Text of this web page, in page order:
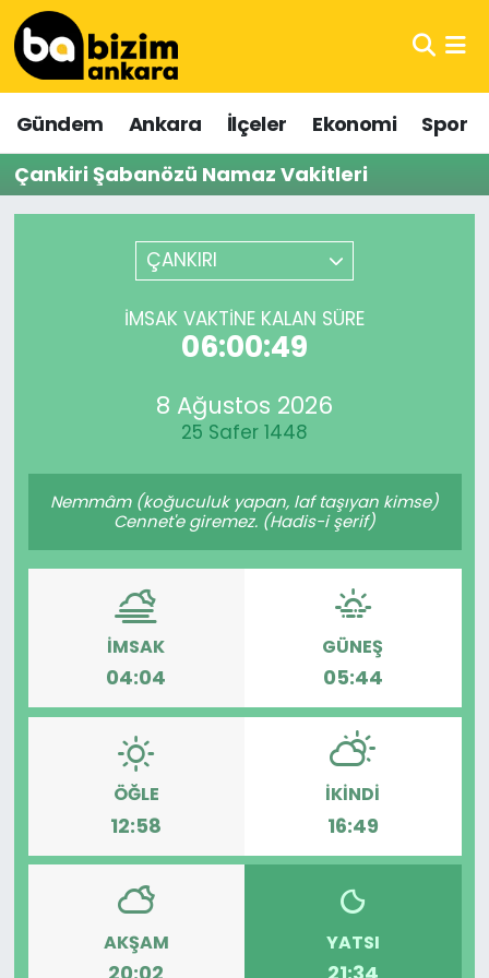
Gündem Ankara İlçeler Ekonomi
Spor
Çankiri Şabanözü Namaz Vakitleri
ÇANKIRI
İMSAK VAKTINE KALAN SÜRE
06:00:49
8 Ağustos 2026
25 Safer 1448
Nemmâm (koğuculuk yapan, laf taşıyan kimse)
Cennet'e giremez. (Hadis-i şerif)
İMSAK
04:04
GÜNEŞ
05:44
ÖĞLE
12:58
İKINDI
16:49
AKŞAM YATSI
Hava Durumu
Trafik Durumu
Süper Lig Puan Durumu ve Fikstür
Tüm Manşetler
Son Dakika Haberleri